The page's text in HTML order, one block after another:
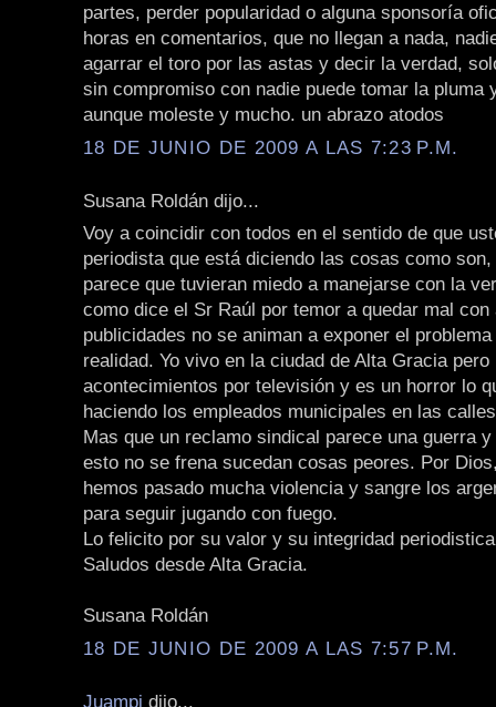
partes, perder popularidad o alguna sponsoría
horas en comentarios, que no llegan a nada,
agarrar el toro por las astas y decir la verdad,
sin compromiso con nadie puede tomar la pluma
aunque moleste y mucho. un abrazo atodos
18 DE JUNIO DE 2009 A LAS 7:23 P.M.
Susana Roldán dijo...
Voy a coincidir con todos en el sentido de que
periodista que está diciendo las cosas como
parece que tuvieran miedo a manejarse con la
como dice el Sr Raúl por temor a quedar mal con
publicidades no se animan a exponer el
realidad. Yo vivo en la ciudad de Alta Gracia
acontecimientos por televisión y es un horror lo
haciendo los empleados municipales en las
Mas que un reclamo sindical parece una guerra
esto no se frena sucedan cosas peores. Por
hemos pasado mucha violencia y sangre los
para seguir jugando con fuego.
Lo felicito por su valor y su integridad
Saludos desde Alta Gracia.
Susana Roldán
18 DE JUNIO DE 2009 A LAS 7:57 P.M.
Juampi dijo...